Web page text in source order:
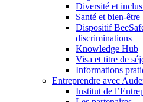
Diversité et
Santé et bien-être
Dispositif
discriminations
Knowledge Hub
Visa et titre de
Informations
Entreprendre avec
Institut de